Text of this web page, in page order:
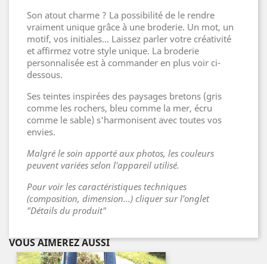
Son atout charme ? La possibilité de le rendre
vraiment unique grâce à une broderie. Un mot, un
motif, vos initiales... Laissez parler votre créativité
et affirmez votre style unique. La broderie
personnalisée est à commander en plus voir ci-
dessous.
Ses teintes inspirées des paysages bretons (gris
comme les rochers, bleu comme la mer, écru
comme le sable) s'harmonisent avec toutes vos
envies.
Malgré le soin apporté aux photos, les couleurs
peuvent variées selon l'appareil utilisé.
Pour voir les caractéristiques techniques
(composition, dimension...) cliquer sur l'onglet
"Détails du produit"
VOUS AIMEREZ AUSSI